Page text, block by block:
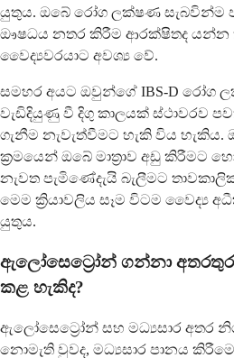
යුතුය. ඔබේ රෝග ලක්ෂණ සැබවින්ම
ඖෂධය නතර කිරීම ආරක්ෂිතද යන්න
වෛද්‍යවරයාට අවශ්‍ය වේ.
සමහර අයට ඔවුන්ගේ IBS-D රෝග
වැඩිදියුණු වී දිගු කාලයක් ස්ථාවරව
ගැනීම නැවැත්වීමට හැකි විය හැකිය.
ක්‍රමයෙන් ඔබේ මාත්‍රාව අඩු කිරීමට
නැවත පැමිණේදැයි බැලීමට
මෙම ක්‍රියාවලිය සෑම විටම වෛද්‍ය
යුතුය.
ඇලෝසෙට්‍රෝන් ගන්නා
කළ හැකිද?
ඇලෝසෙට්‍රෝන් සහ මධ්‍යසාර අතර
නොමැති වුවද, මධ්‍යසාර පානය